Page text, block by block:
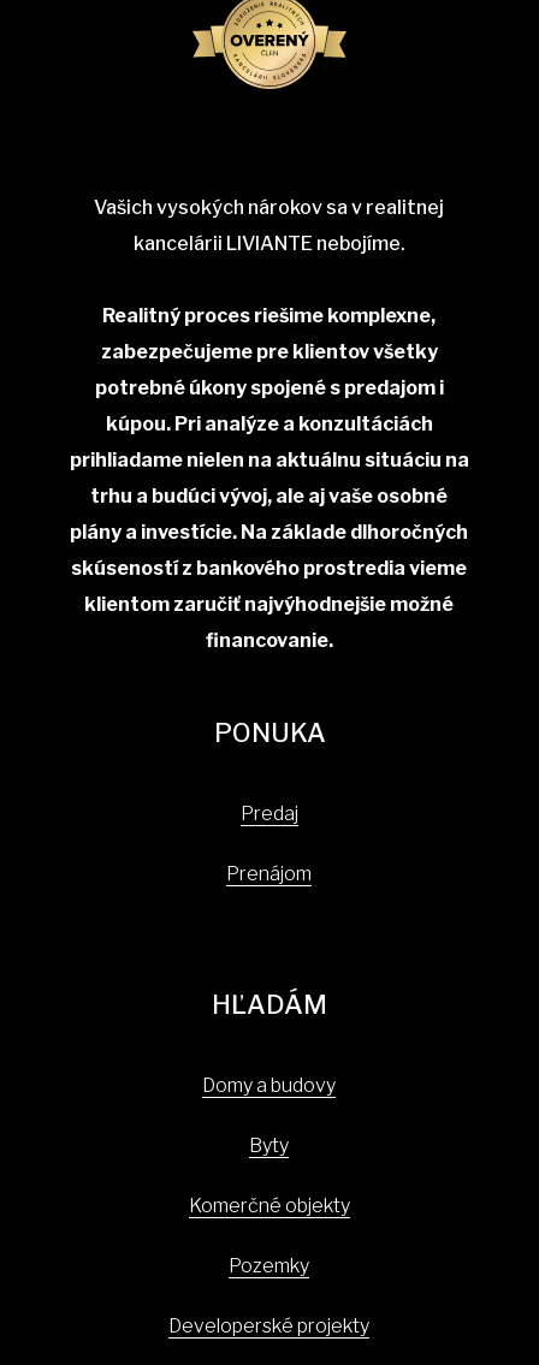
Vašich vysokých nárokov sa v realitnej
kancelárii LIVIANTE nebojíme.
Realitný proces riešime komplexne,
zabezpečujeme pre klientov všetky
potrebné úkony spojené s predajom i
kúpou. Pri analýze a konzultáciách
prihliadame nielen na aktuálnu situáciu na
trhu a budúci vývoj, ale aj vaše osobné
plány a investície. Na základe dlhoročných
skúseností z bankového prostredia vieme
klientom zaručiť najvýhodnejšie možné
financovanie.
PONUKA
Predaj
Prenájom
HĽADÁM
Domy a budovy
Byty
Komerčné objekty
Pozemky
Developerské projekty